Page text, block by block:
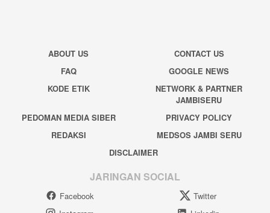
ABOUT US
CONTACT US
FAQ
GOOGLE NEWS
KODE ETIK
NETWORK & PARTNER
JAMBISERU
PEDOMAN MEDIA SIBER
PRIVACY POLICY
REDAKSI
MEDSOS JAMBI SERU
DISCLAIMER
JARINGAN SOCIAL
Facebook
Twitter